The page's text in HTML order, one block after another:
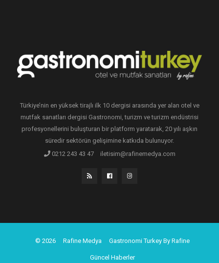
Türkiye’nin en yüksek tirajlı ilk 10 dergisi arasında yer alan otel ve
mutfak sanatları dergisi Gastronomi, turizm ve turizm endüstrisi
profesyonellerini buluşturan bir platform yaratarak, 20 yılı aşkın
süredir sektörün gelişimine katkıda bulunuyor.
0212 243 43 47
iletisim@rafinemedya.com
© 2026 Rafine Medya Gastronomi Turkey By Rafine
Güncel Haberler